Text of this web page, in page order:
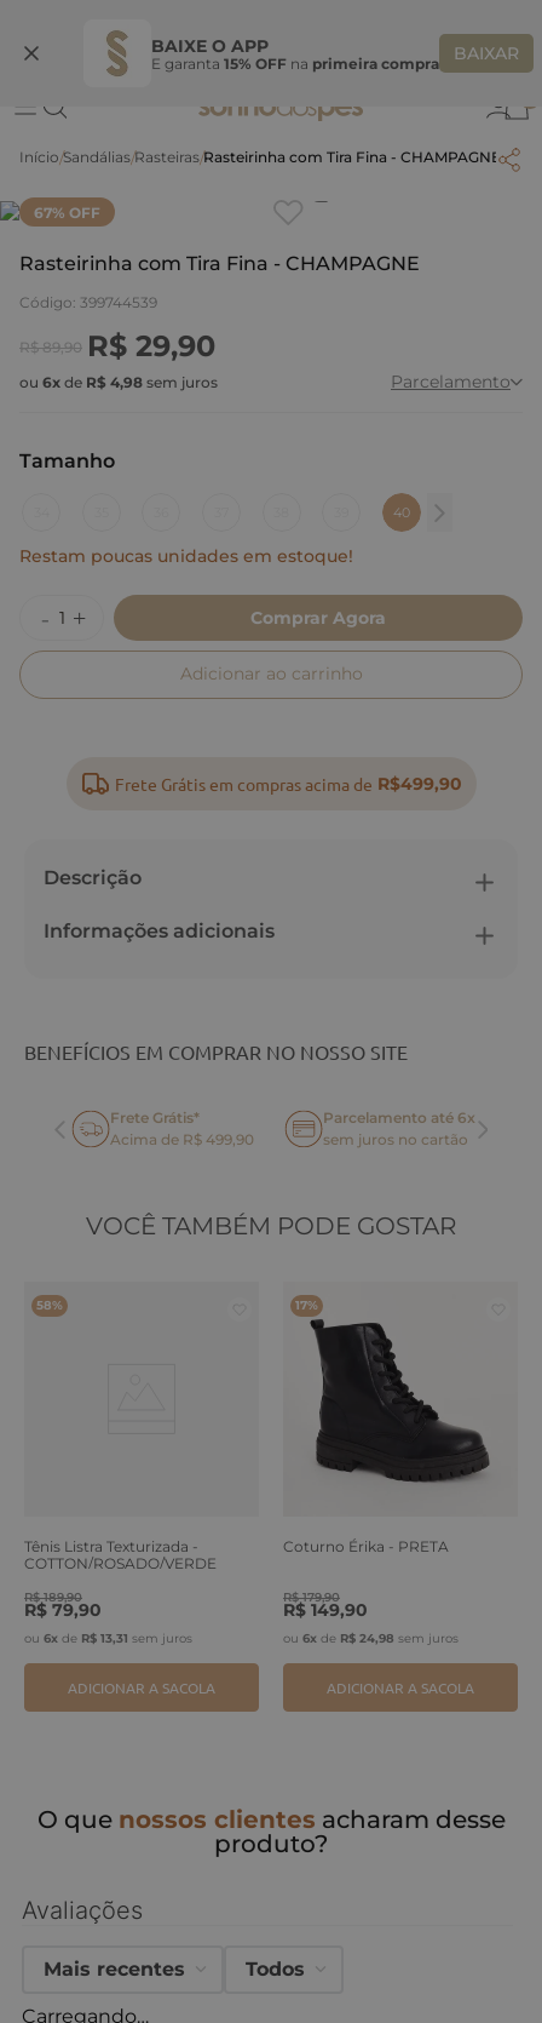
BAIXE O APP
E garanta 15% OFF na primeira compra BAIXAR
Ganhe 10% OFF na coleção utilizando o código do seu vendedor*
Sandálias Rasteiras Rasteirinha com Tira Fina - CHAMPAGNE
67% OFF
Rasteirinha com Tira Fina - CHAMPAGNE
Código: 399744539
R$ 89,90 R$ 29,90
ou 6x de R$ 4,98 sem juros Parcelamento
Tamanho
40
Restam poucas unidades em estoque!
Comprar Agora
Adicionar ao carrinho
Frete Grátis em compras acima de R$499,90
Descrição
Informações adicionais
BENEFÍCIOS EM COMPRAR NO NOSSO SITE
Frete Grátis*
Acima de R$ 499,90
Parcelamento até 6x
sem juros no cartão
VOCÊ TAMBÉM PODE GOSTAR
58%
Tênis Listra Texturizada -
COTTON/ROSADO/VERDE
R$ 189,90
R$ 79,90
ou 6x de R$ 13,31 sem juros
ADICIONAR A SACOLA
17%
Coturno Érika - PRETA
R$ 179,90
R$ 149,90
ou 6x de R$ 24,98 sem juros
ADICIONAR A SACOLA
O que nossos clientes acharam desse
produto?
Avaliações
Carregando…
Mais recentes Todos